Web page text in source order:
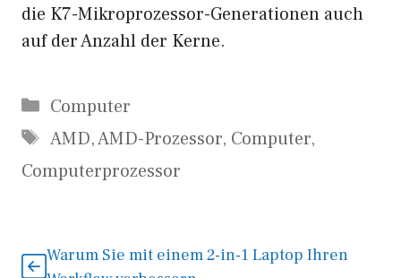
die K7-Mikroprozessor-Generationen auch
auf der Anzahl der Kerne.
Kategorien
Computer
Schlagwörter
AMD,AMD-Prozessor, Computer,
Computerprozessor
Warum Sie mit einem 2-in-1 Laptop Ihren